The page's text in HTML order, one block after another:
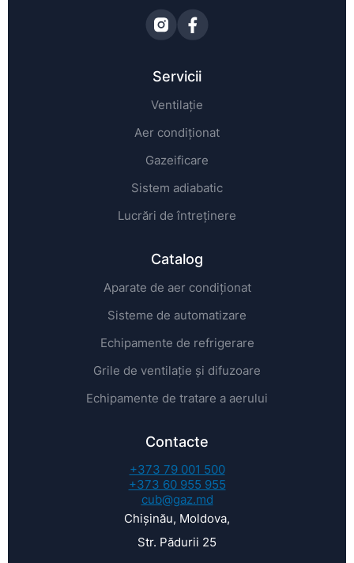
Servicii
Ventilație
Aer condiționat
Gazeificare
Sistem adiabatic
Lucrări de întreținere
Catalog
Aparate de aer condiționat
Sisteme de automatizare
Echipamente de refrigerare
Grile de ventilație și difuzoare
Echipamente de tratare a aerului
Contacte
+373 79 001 500
+373 60 955 955
cub@gaz.md
Chișinău, Moldova,
Str. Pădurii 25